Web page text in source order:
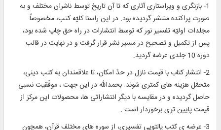
1- بازنگرى و ويراستارى آثارى كه تا آن تاريخ توسط ناشران مختلف و به
صورت پراكنده منتشر گرديده بود. در اين راستا كليّه كتب، مخصوصاً
مجلدات اوليّه تفسير نور كه توسط انتشارات در راه حق چاپ شده بود،
پس از تكميل و تصحيح در مسير نشر قرار گرفت و در نهايت در قالب
دوره 10 جلدى عرضه گرديد.
2- انتشار كتاب با قيمت نازل در حدّ امكان، تا علاقمندان به كتب دينى،
متحمّل هزينه ‏هاى كمترى شوند. بحمداللّه در اين جهت ، موفّقيت نسبى
حاصل گرديده و در مقايسه با ديگر انتشاراتى ‏ها، محصولات اين مركز از
قيمت پايين‏ ترى برخوردار است .
3- عرضه‏ ى كتب پالتويى تفسيرى، از سوره‏ هاى مختلف قرآن، همچون